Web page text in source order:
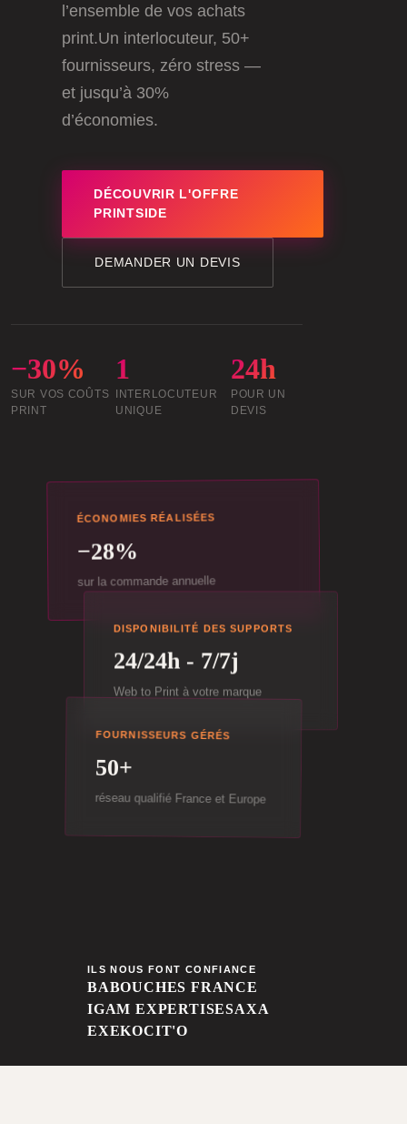
l’ensemble de vos achats
print.Un interlocuteur, 50+
fournisseurs, zéro stress —
et jusqu’à 30%
d’économies.
DÉCOUVRIR L'OFFRE
PRINTSIDE
DEMANDER UN DEVIS
−30%
SUR VOS COÛTS
PRINT
1
INTERLOCUTEUR
UNIQUE
24h
POUR UN
DEVIS
ÉCONOMIES RÉALISÉES
−28%
sur la commande annuelle
DISPONIBILITÉ DES SUPPORTS
24/24h - 7/7j
Web to Print à votre marque
FOURNISSEURS GÉRÉS
50+
réseau qualifié France et Europe
ILS NOUS FONT CONFIANCE
BABOUCHES FRANCE
IGAM EXPERTISESAXA
EXEKOCIT'O